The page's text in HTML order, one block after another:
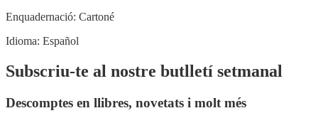
Enquadernació: Cartoné
Idioma: Español
Subscriu-te al nostre butlletí setmanal
Descomptes en llibres, novetats i molt més